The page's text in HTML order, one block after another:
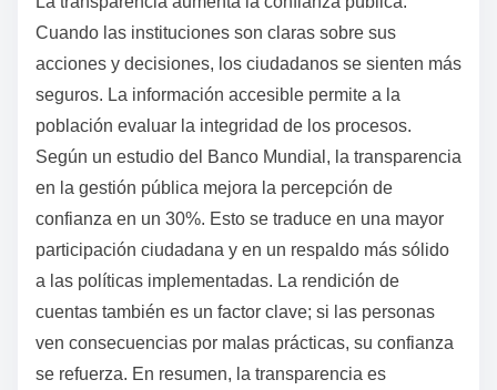
Cuando las instituciones son claras sobre sus
acciones y decisiones, los ciudadanos se sienten más
seguros. La información accesible permite a la
población evaluar la integridad de los procesos.
Según un estudio del Banco Mundial, la transparencia
en la gestión pública mejora la percepción de
confianza en un 30%. Esto se traduce en una mayor
participación ciudadana y en un respaldo más sólido
a las políticas implementadas. La rendición de
cuentas también es un factor clave; si las personas
ven consecuencias por malas prácticas, su confianza
se refuerza. En resumen, la transparencia es